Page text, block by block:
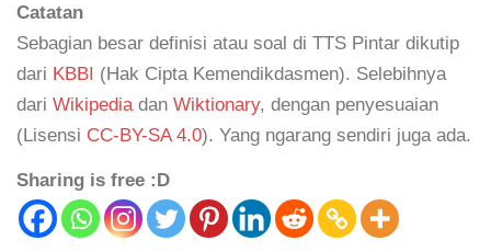
Catatan
Sebagian besar definisi atau soal di TTS Pintar dikutip
dari KBBI (Hak Cipta Kemendikdasmen). Selebihnya
dari Wikipediadan Wiktionary, dengan penyesuaian
(Lisensi CC-BY-SA 4.0). Yang ngarang sendiri juga ada.
Sharing is free :D